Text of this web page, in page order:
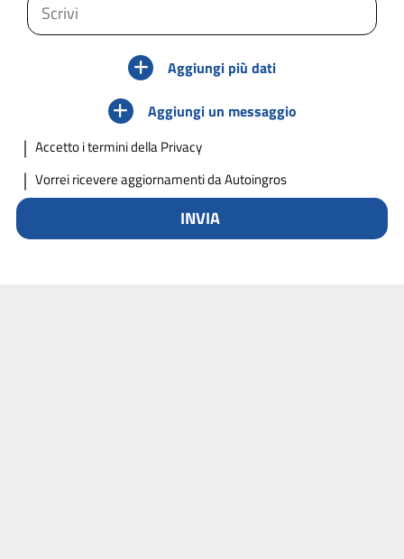
Aggiungi più dati
Aggiungi un messaggio
Accettoi termini della Privacy
Vorrei ricevere aggiornamenti da Autoingros
INVIA